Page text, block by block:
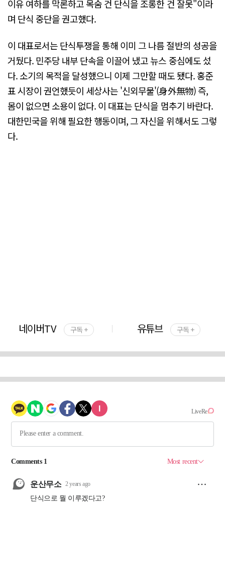
이유 여하를 막론하고 목숨 건 단식을 조롱한 건 잘못"이라
며 단식 중단을 권고했다.
이 대표로서는 단식투쟁을 통해 이미 그 나름 절반의 성공을
거뒀다. 민주당 내부 단속을 이끌어 냈고 뉴스 중심에도 섰
다. 소기의 목적을 달성했으니 이제 그만할 때도 됐다. 홍준
표 시장이 권언했듯이 세상사는 '신외무물'(身外無物) 즉,
몸이 없으면 소용이 없다. 이 대표는 단식을 멈추기 바란다.
대한민국을 위해 필요한 행동이며, 그 자신을 위해서도 그렇
다.
네이버TV 구독 + 유튜브 구독 +